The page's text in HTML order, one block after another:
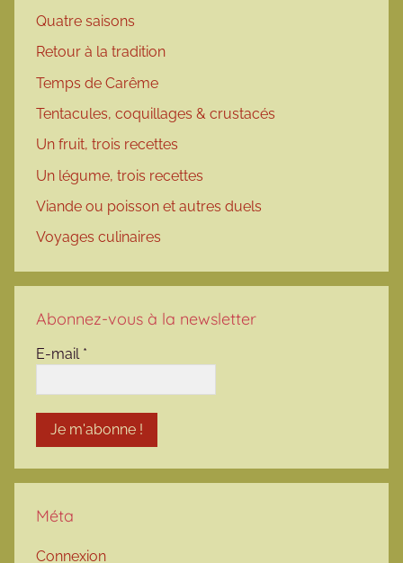
Quatre saisons
Retour à la tradition
Temps de Carême
Tentacules, coquillages & crustacés
Un fruit, trois recettes
Un légume, trois recettes
Viande ou poisson et autres duels
Voyages culinaires
Abonnez-vous à la newsletter
E-mail *
Méta
Connexion